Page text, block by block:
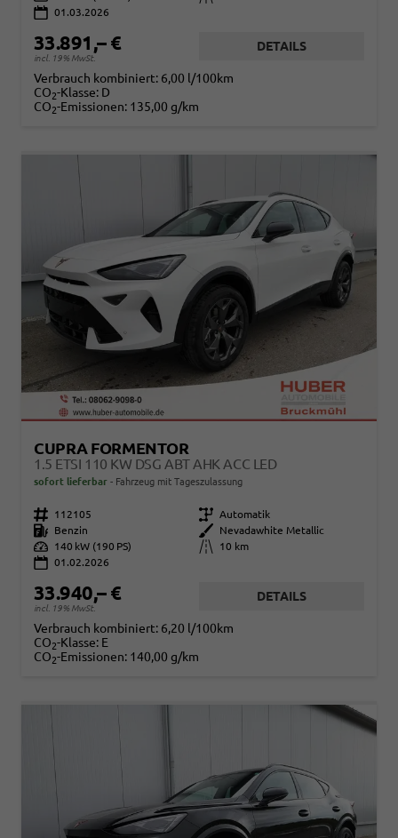
01.03.2026
33.891,– €
incl. 19% MwSt.
DETAILS
Verbrauch kombiniert: 6,00 l/100km
CO2-Klasse: D
CO2-Emissionen: 135,00 g/km
CUPRA FORMENTOR
1.5 ETSI 110 KW DSG ABT AHK ACC LED
sofort lieferbar Fahrzeug mit Tageszulassung
Fahrzeugnr. 112105 Getriebe Automatik
Kraftstoff
Benzin Außenfarbe
Nevadawhite Metallic
Leistung
140 kW (190 PS) Kilometerstand
10 km
01.02.2026
33.940,– €
incl. 19% MwSt.
DETAILS
Verbrauch kombiniert: 6,20 l/100km
CO2-Klasse: E
CO2-Emissionen: 140,00 g/km